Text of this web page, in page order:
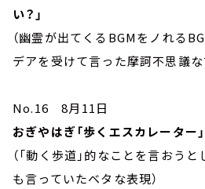
い？」
（幽霊が出てくるBGMをノれる
デアを受けて言った摩訶不思議な
No.16 8月11日
おぎやはぎ「歩くエスカレーター」
（「動く歩道」的なことを言おう
も言っていたベタな表現）